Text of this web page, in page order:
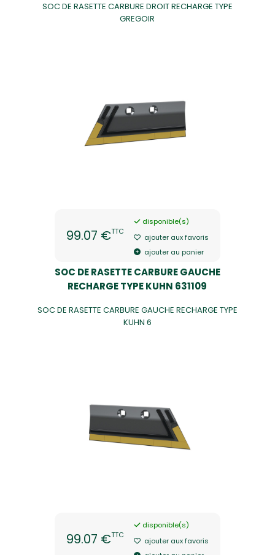
SOC DE RASETTE CARBURE DROIT RECHARGE TYPE
GREGOIR
99.07 €TTC
disponible(s)
ajouter aux favoris
ajouter au panier
SOC DE RASETTE CARBURE GAUCHE
RECHARGE TYPE KUHN 631109
SOC DE RASETTE CARBURE GAUCHE RECHARGE TYPE
KUHN 6
99.07 €TTC
disponible(s)
ajouter aux favoris